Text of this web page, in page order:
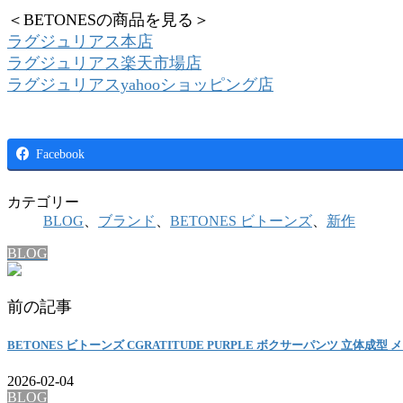
＜BETONESの商品を見る＞
ラグジュリアス本店
ラグジュリアス楽天市場店
ラグジュリアスyahooショッピング店
Facebook
カテゴリー
BLOG
ブランド BETONES ビトーンズ 新作
BLOG
前の記事
BETONES ビトーンズ CGRATITUDE PURPLE ボクサーパンツ 立体成型
2026-02-04
BLOG